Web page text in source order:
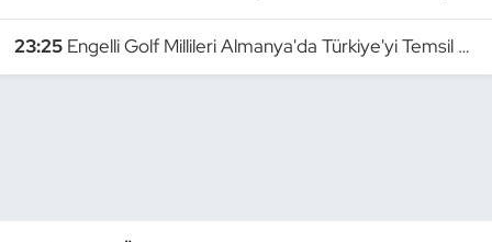
23:25 Engelli Golf Millileri Almanya'da Türkiye'yi Temsil Edecek
Badminton